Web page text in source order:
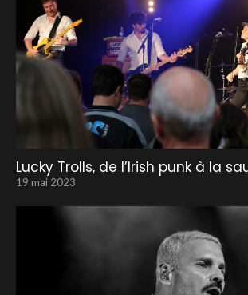
Lucky Trolls, de l’Irish punk à la
19 mai 2023